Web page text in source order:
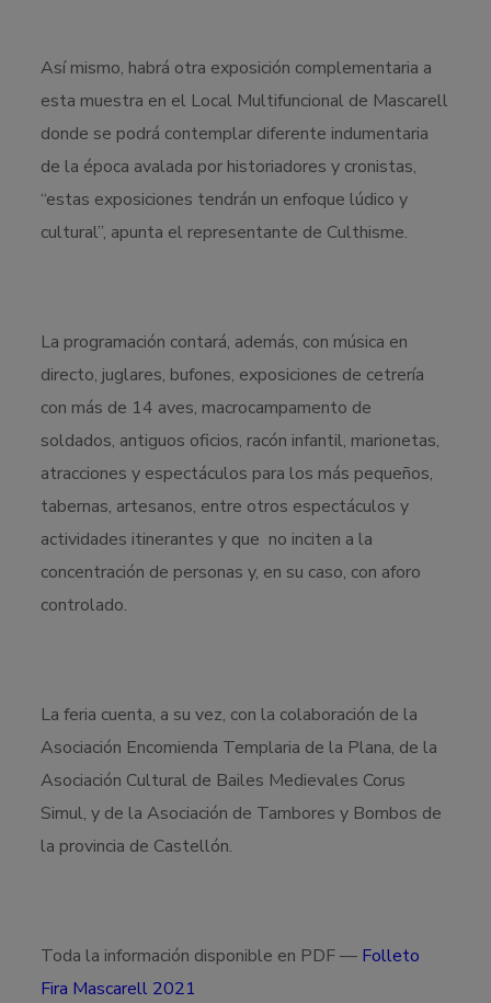
Así mismo, habrá otra exposición complementaria a
esta muestra en el Local Multifuncional de Mascarell
donde se podrá contemplar diferente indumentaria
de la época avalada por historiadores y cronistas,
“estas exposiciones tendrán un enfoque lúdico y
cultural”, apunta el representante de Culthisme.
La programación contará, además, con música en
directo, juglares, bufones, exposiciones de cetrería
con más de 14 aves, macrocampamento de
soldados, antiguos oficios, racón infantil, marionetas,
atracciones y espectáculos para los más pequeños,
tabernas, artesanos, entre otros espectáculos y
actividades itinerantes y que no inciten a la
concentración de personas y, en su caso, con aforo
controlado.
La feria cuenta, a su vez, con la colaboración de la
Asociación Encomienda Templaria de la Plana, de la
Asociación Cultural de Bailes Medievales Corus
Simul, y de la Asociación de Tambores y Bombos de
la provincia de Castellón.
Toda la información disponible en PDF — Folleto
Fira Mascarell 2021